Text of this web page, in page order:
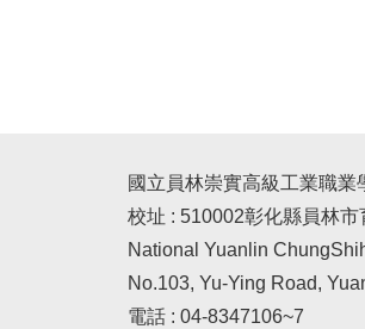
國立員林崇實高級工業職業
校址 : 510002彰化縣員林市
National Yuanlin
No.103, Yu-Ying Road,
電話 : 04-8347106~7